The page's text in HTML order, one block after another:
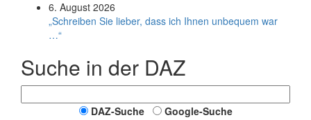
6. August 2026
„Schreiben Sie lieber, dass ich Ihnen unbequem war
…“
Suche in der DAZ
DAZ-Suche
Google-Suche